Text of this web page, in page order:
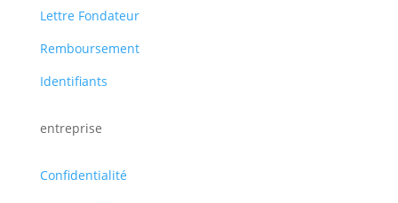
Lettre Fondateur
Remboursement
Identifiants
entreprise
Confidentialité